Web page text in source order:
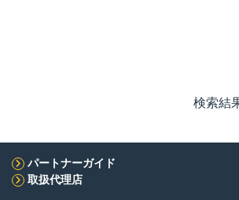
検索結
パートナーガイド
取扱代理店